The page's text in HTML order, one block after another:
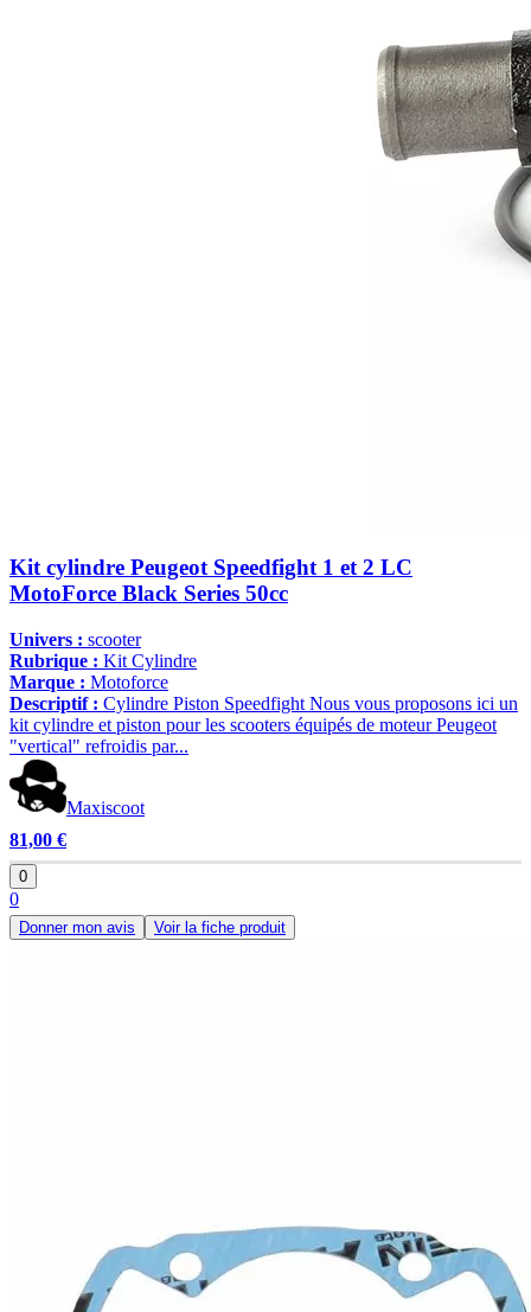
Kit cylindre Peugeot Speedfight 1 et 2 LC
MotoForce Black Series 50cc
Univers : scooter
Rubrique : Kit Cylindre
Marque : Motoforce
Descriptif : Cylindre Piston Speedfight Nous vous proposons ici un
kit cylindre et piston pour les scooters équipés de moteur Peugeot
"vertical" refroidis par...
Maxiscoot
81,00 €
0
0
Donner mon avis Voir la fiche produit